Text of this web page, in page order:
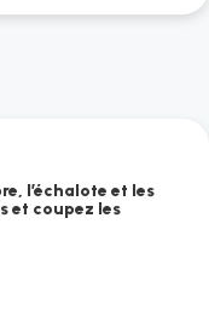
l’échalote et les
et coupez les